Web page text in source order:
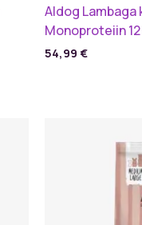
Aldog
Monoproteiin
54,99 €